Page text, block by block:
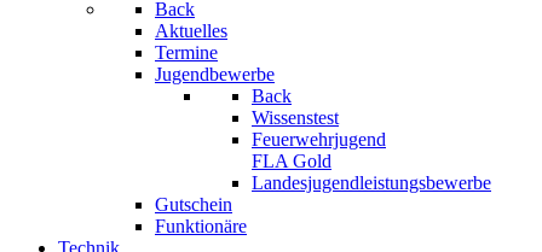
Back
Aktuelles
Termine
Jugendbewerbe
Back
Wissenstest
Feuerwehrjugend
FLA Gold
Landesjugendleistungsbewerbe
Gutschein
Funktionäre
Technik